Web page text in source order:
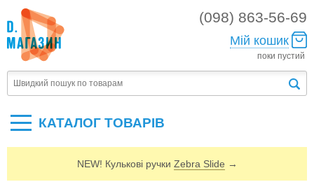
(098) 863-56-69
Мій кошик
поки пустий
КАТАЛОГ ТОВАРIВ
NEW! Кулькові ручки Zebra Slide →